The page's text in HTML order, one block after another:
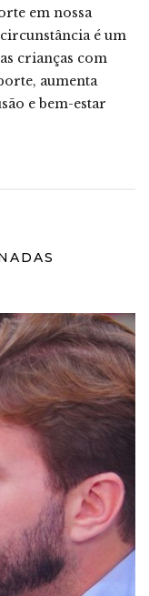
em nossa
é um
crianças com
aumenta
e bem-estar